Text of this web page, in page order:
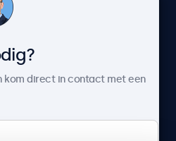
kom direct in contact met een